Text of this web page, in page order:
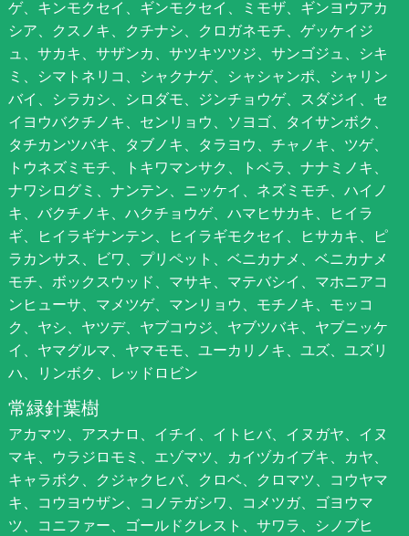
ゲ、キンモクセイ、ギンモクセイ、ミモザ、ギンヨウアカ
シア、クスノキ、クチナシ、クロガネモチ、ゲッケイジ
ュ、サカキ、サザンカ、サツキツツジ、サンゴジュ、シキ
ミ、シマトネリコ、シャクナゲ、シャシャンポ、シャリン
バイ、シラカシ、シロダモ、ジンチョウゲ、スダジイ、セ
イヨウバクチノキ、センリョウ、ソヨゴ、タイサンボク、
タチカンツバキ、タブノキ、タラヨウ、チャノキ、ツゲ、
トウネズミモチ、トキワマンサク、トベラ、ナナミノキ、
ナワシログミ、ナンテン、ニッケイ、ネズミモチ、ハイノ
キ、バクチノキ、ハクチョウゲ、ハマヒサカキ、ヒイラ
ギ、ヒイラギナンテン、ヒイラギモクセイ、ヒサカキ、ピ
ラカンサス、ビワ、プリペット、ベニカナメ、ベニカナメ
モチ、ボックスウッド、マサキ、マテバシイ、マホニアコ
ンヒューサ、マメツゲ、マンリョウ、モチノキ、モッコ
ク、ヤシ、ヤツデ、ヤブコウジ、ヤブツバキ、ヤブニッケ
イ、ヤマグルマ、ヤマモモ、ユーカリノキ、ユズ、ユズリ
ハ、リンボク、レッドロビン
常緑針葉樹
アカマツ、アスナロ、イチイ、イトヒバ、イヌガヤ、イヌ
マキ、ウラジロモミ、エゾマツ、カイヅカイブキ、カヤ、
キャラボク、クジャクヒバ、クロベ、クロマツ、コウヤマ
キ、コウヨウザン、コノテガシワ、コメツガ、ゴヨウマ
ツ、コニファー、ゴールドクレスト、サワラ、シノブヒ